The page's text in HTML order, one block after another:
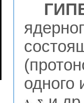
одного